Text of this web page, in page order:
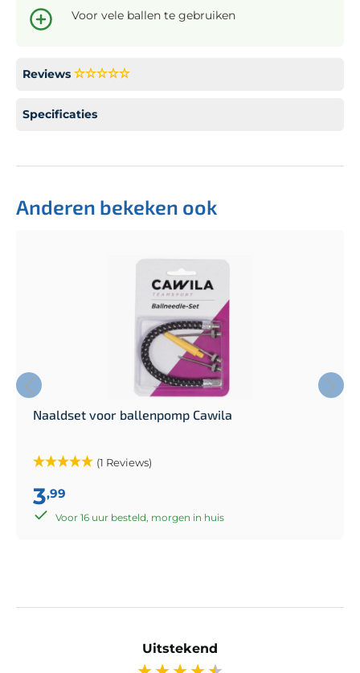
Voor vele ballen te gebruiken
Reviews
Specificaties
Anderen bekeken ook
Naaldset voor ballenpomp Cawila
(1 Reviews)
3,99
Voor 16 uur besteld, morgen in huis
Uitstekend